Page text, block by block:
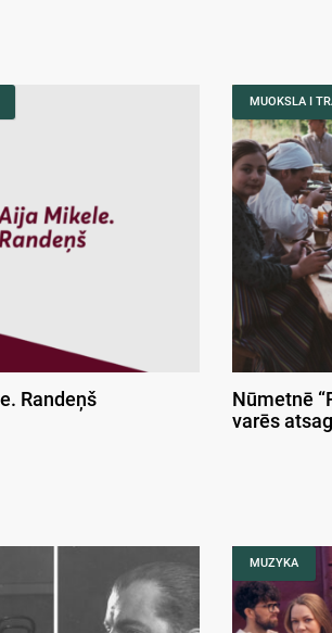
Randeņš
MUOKSLA I
Nūmetnē
varēs
MUZYKA